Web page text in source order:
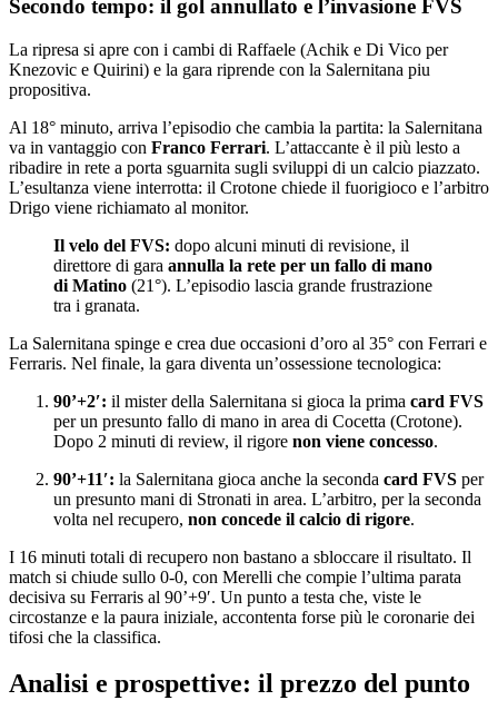
La ripresa si apre con i cambi di Raffaele (Achik e Di Vico per
propositiva.
Al 18° minuto, arriva l’episodio che cambia la partita: la Salernitana
ribadire in rete a porta sguarnita sugli sviluppi di un calcio piazzato.
L’esultanza viene interrotta: il Crotone chiede il fuorigioco e l’arbitro
Drigo viene richiamato al monitor.
Il velo del FVS: dopo alcuni minuti di revisione, il
di Matino (21°). L’episodio lascia grande frustrazione
tra i granata.
La Salernitana spinge e crea due occasioni d’oro al 35° con Ferrari e
90’+2′:il mister della Salernitana si gioca la primacard FVS
Dopo 2 minuti di review, il rigorenon viene concesso.
90’+11′:la Salernitana gioca anche la secondacard FVS
volta nel recupero,non concede il calcio di rigore.
I 16 minuti totali di recupero non bastano a sbloccare il risultato. Il
decisiva su Ferraris al 90’+9′. Un punto a testa che, viste le
circostanze e la paura iniziale, accontenta forse più le coronarie dei
tifosi che la classifica.
Analisi e prospettive: il prezzo del punto
Il pareggio a reti inviolate testimonia l’equilibrio e, forse, i limiti